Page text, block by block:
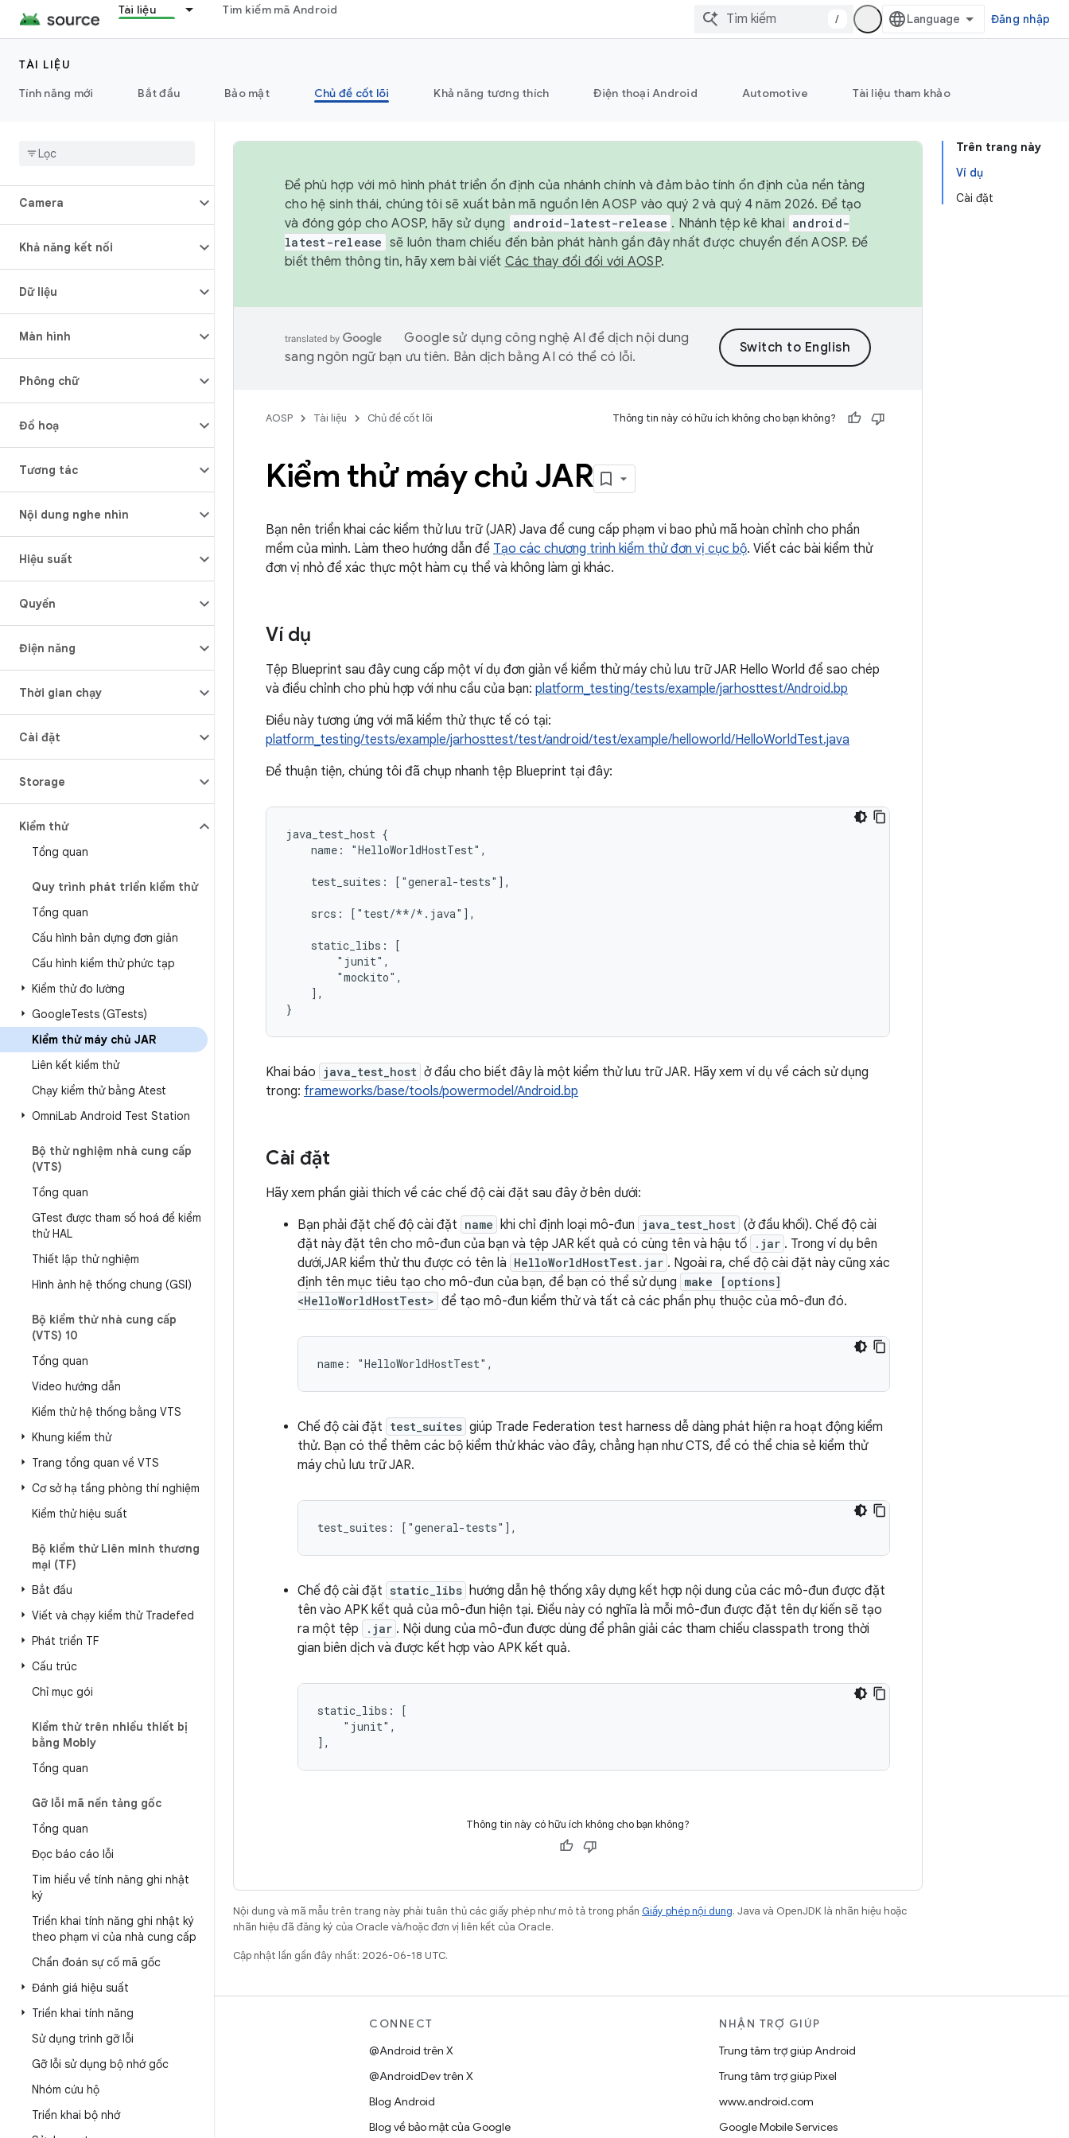
Tài liệu Tìm kiếm mã Android
/ Đăng nhập
TÀI LIỆU
Tính năng mới
Bắt đầu Bảo mật Chủ đề cốt lõi Khả năng tương thích Điện thoại Android Automotive Tài liệu tham khảo
Tổng quan
Âm thanh
Camera
Khả năng kết nối
Dữ liệu
Màn hình
Phông chữ
Đồ hoạ
Tương tác
Nội dung nghe nhìn
Hiệu suất
Quyền
Điện năng
Thời gian chạy
Cài đặt
Storage
Kiểm thử
Tổng quan
Quy trình phát triển kiểm thử
Tổng quan
Cấu hình bản dựng đơn giản
Cấu hình kiểm thử phức tạp
Kiểm thử đo lường
GoogleTests (GTests)
Kiểm thử máy chủ JAR
Liên kết kiểm thử
Chạy kiểm thử bằng Atest
OmniLab Android Test Station
Bộ thử nghiệm nhà cung cấp
(VTS)
Tổng quan
GTest được tham số hoá để kiểm
thử HAL
Thiết lập thử nghiệm
Hình ảnh hệ thống chung (GSI)
Bộ kiểm thử nhà cung cấp
(VTS) 10
Tổng quan
Video hướng dẫn
Kiểm thử hệ thống bằng VTS
Khung kiểm thử
Trang tổng quan về VTS
Cơ sở hạ tầng phòng thí nghiệm
Kiểm thử hiệu suất
Bộ kiểm thử Liên minh thương
mại (TF)
Bắt đầu
Viết và chạy kiểm thử Tradefed
Phát triển TF
Cấu trúc
Chỉ mục gói
Kiểm thử trên nhiều thiết bị
bằng Mobly
Tổng quan
Gỡ lỗi mã nền tảng gốc
Tổng quan
Đọc báo cáo lỗi
Tìm hiểu về tính năng ghi nhật
ký
Triển khai tính năng ghi nhật ký
theo phạm vi của nhà cung cấp
Chẩn đoán sự cố mã gốc
Đánh giá hiệu suất
Triển khai tính năng
Sử dụng trình gỡ lỗi
Gỡ lỗi sử dụng bộ nhớ gốc
Nhóm cứu hộ
Triển khai bộ nhớ
Trên trang này
Ví dụ
Cài đặt
Để phù hợp với mô hình phát triển ổn định của nhánh chính và đảm bảo tính ổn định của nền tảng
cho hệ sinh thái, chúng tôi sẽ xuất bản mã nguồn lên AOSP vào quý 2 và quý 4 năm 2026. Để tạo
và đóng góp cho AOSP, hãy sử dụng
android-latest-release . Nhánh tệp kê khai android-
latest-release sẽ luôn tham chiếu đến bản phát hành gần đây nhất được chuyển đến AOSP. Để
biết thêm thông tin, hãy xem bài viết Các thay đổi đối với AOSP.
Google sử dụng công nghệ AI để dịch nội dung
sang ngôn ngữ bạn ưu tiên. Bản dịch bằng AI có thể có lỗi.
AOSP Tài liệu Chủ đề cốt lõi Thông tin này có hữu ích không cho bạn không?
Kiểm thử máy chủ JAR
Bạn nên triển khai các kiểm thử lưu trữ (JAR) Java để cung cấp phạm vi bao phủ mã hoàn chỉnh cho phần
mềm của mình. Làm theo hướng dẫn để Tạo các chương trình kiểm thử đơn vị cục bộ. Viết các bài kiểm thử
đơn vị nhỏ để xác thực một hàm cụ thể và không làm gì khác.
Ví dụ
Tệp Blueprint sau đây cung cấp một ví dụ đơn giản về kiểm thử máy chủ lưu trữ JAR Hello World để sao chép
và điều chỉnh cho phù hợp với nhu cầu của bạn: platform_testing/tests/example/jarhosttest/Android.bp
Điều này tương ứng với mã kiểm thử thực tế có tại:
platform_testing/tests/example/jarhosttest/test/android/test/example/helloworld/HelloWorldTest.java
Để thuận tiện, chúng tôi đã chụp nhanh tệp Blueprint tại đây:
java_test_host {
    name: "HelloWorldHostTest",
    test_suites: ["general-tests"],
    srcs: ["test/**/*.java"],
    static_libs: [
        "junit",
        "mockito",
    ],
Khai báo java_test_host ở đầu cho biết đây là một kiểm thử lưu trữ JAR. Hãy xem ví dụ về cách sử dụng
trong: frameworks/base/tools/powermodel/Android.bp
Cài đặt
Hãy xem phần giải thích về các chế độ cài đặt sau đây ở bên dưới:
Bạn phải đặt chế độ cài đặt name khi chỉ định loại mô-đun java_test_host (ở đầu khối). Chế độ cài
đặt này đặt tên cho mô-đun của bạn và tệp JAR kết quả có cùng tên và hậu tố
.jar . Trong ví dụ bên
dưới,JAR kiểm thử thu được có tên là HelloWorldHostTest.jar . Ngoài ra, chế độ cài đặt này cũng xác
định tên mục tiêu tạo cho mô-đun của bạn, để bạn có thể sử dụng make [options]
<HelloWorldHostTest> để tạo mô-đun kiểm thử và tất cả các phần phụ thuộc của mô-đun đó.
Chế độ cài đặt test_suites giúp Trade Federation test harness dễ dàng phát hiện ra hoạt động kiểm
thử. Bạn có thể thêm các bộ kiểm thử khác vào đây, chẳng hạn như CTS, để có thể chia sẻ kiểm thử
máy chủ lưu trữ JAR.
Chế độ cài đặt static_libs hướng dẫn hệ thống xây dựng kết hợp nội dung của các mô-đun được đặt
tên vào APK kết quả của mô-đun hiện tại. Điều này có nghĩa là mỗi mô-đun được đặt tên dự kiến sẽ tạo
ra một tệp
.jar . Nội dung của mô-đun được dùng để phân giải các tham chiếu classpath trong thời
gian biên dịch và được kết hợp vào APK kết quả.
static_libs: [
    "junit",
Thông tin này có hữu ích không cho bạn không?
Nội dung và mã mẫu trên trang này phải tuân thủ các giấy phép như mô tả trong phần Giấy phép nội dung. Java và OpenJDK là nhãn hiệu hoặc
nhãn hiệu đã đăng ký của Oracle và/hoặc đơn vị liên kết của Oracle.
Cập nhật lần gần đây nhất: 2026-06-18 UTC.
CONNECT
@Android trên X
@AndroidDev trên X
Blog Android
Blog về bảo mật của Google
NHẬN TRỢ GIÚP
Trung tâm trợ giúp Android
Trung tâm trợ giúp Pixel
www.android.com
Google Mobile Services